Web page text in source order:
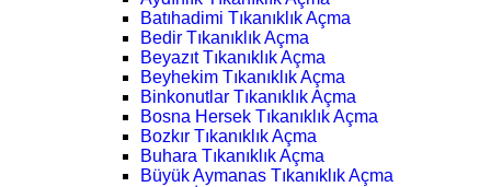
Batıhadimi Tıkanıklık Açma
Bedir Tıkanıklık Açma
Beyazıt Tıkanıklık Açma
Beyhekim Tıkanıklık Açma
Binkonutlar Tıkanıklık Açma
Bosna Hersek Tıkanıklık Açma
Bozkır Tıkanıklık Açma
Buhara Tıkanıklık Açma
Büyük Aymanas Tıkanıklık Açma